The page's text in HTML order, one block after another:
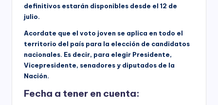
definitivos estarán disponibles desde el 12 de
julio.
Acordate que el voto joven se aplica en todo el
territorio del país para la elección de candidatos
nacionales. Es decir, para elegir Presidente,
Vicepresidente, senadores y diputados de la
Nación.
Fecha a tener en cuenta: